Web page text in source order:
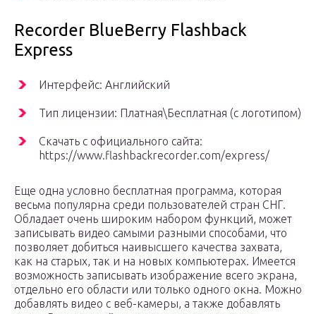
Recorder BlueBerry Flashback
Express
Интерфейс: Английский
Тип лицензии: Платная\Бесплатная (с логотипом)
Скачать с официального сайта:
https://www.flashbackrecorder.com/express/
Еще одна условно бесплатная программа, которая
весьма популярна среди пользователей стран СНГ.
Обладает очень широким набором функций, может
записывать видео самыми разными способами, что
позволяет добиться наивысшего качества захвата,
как на старых, так и на новых компьютерах. Имеется
возможность записывать изображение всего экрана,
отдельно его области или только одного окна. Можно
добавлять видео с веб-камеры, а также добавлять